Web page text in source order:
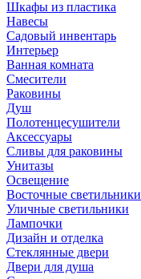
Шкафы из пластика
Навесы
Садовый инвентарь
Интерьер
Ванная комната
Смесители
Раковины
Душ
Полотенцесушители
Аксессуары
Сливы для раковины
Унитазы
Освещение
Восточные светильники
Уличные светильники
Лампочки
Дизайн и отделка
Стеклянные двери
Двери для душа